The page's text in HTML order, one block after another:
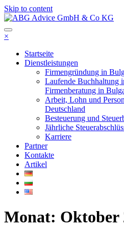
Skip to content
ABG Advice GmbH & Co KG
Ние сме АБГ Адвайс
счетоводно
услуги –
България и
счетоводно
кунсултиране и
годишно счетоводно
приключване,
и личен състав.
×
Startseite
Dienstleistungen
Firmengründung in
Laufende Buchhaltung
Firmenberatung in
Arbeit, Lohn und
Deutschland
Besteuerung und
Jährliche
Karriere
Partner
Kontakte
Artikel
Monat: Oktober